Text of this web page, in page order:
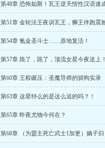
第48章 恐怖如斯！瓦王逆天悟性汉语速
第51章 金轮法王夜训瓦王，狮王伴跑震
第54章 氪金圣斗士……原地复活！
第57章 跪了，跪了，顶流女星今夜送上！
第60章 王权碾压：圣魔导师的驯狗实录
第63章 这星特么的是这么追的吗？！
第65章 昨夜尤物今何在？
第68章 （为盟主死亡武士1加更）嫡子归